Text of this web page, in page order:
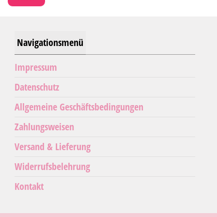
Navigationsmenü
Impressum
Datenschutz
Allgemeine Geschäftsbedingungen
Zahlungsweisen
Versand & Lieferung
Widerrufsbelehrung
Kontakt